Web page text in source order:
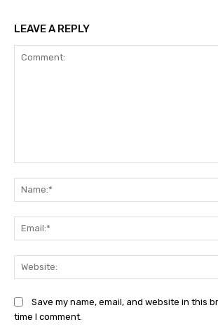
LEAVE A REPLY
Save my name, email, and website in this
time I comment.